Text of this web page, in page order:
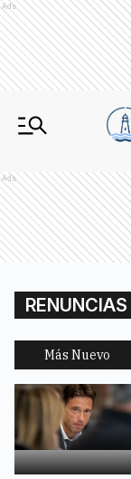
Ads
Ads
RENUNCIAS
Más Nuevo